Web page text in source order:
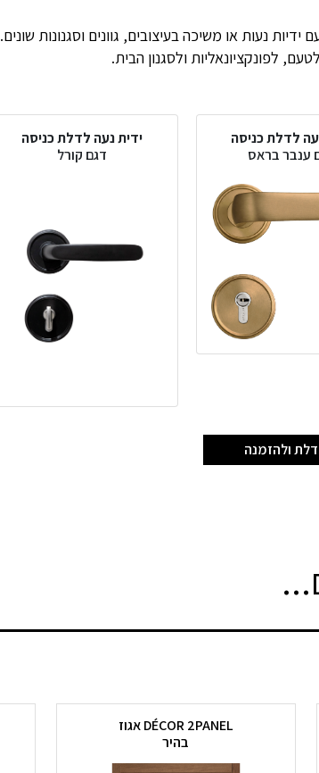
נעות או משיכה בעיצובים, גוונים וסגנונות שונים.
לפונקציונאליות ולסגנון הבית.
לדלת כניסה
ענבר בראס
ידית נעה לדלת כניסה
דגם קורל
ולהזמנה
DÉCOR 2PANEL אגוז
בהיר